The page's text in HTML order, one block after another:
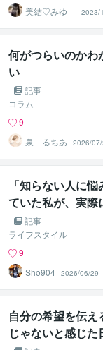
美結♡みゆ
2023/
何がつらいのかわ
い
記事
コラム
9
泉 るちあ
2026/
「知らない人に
ていた私が、実際
記事
ライフスタイル
9
Sho904 2026/06/29
自分の希望を伝
じゃないと感じた